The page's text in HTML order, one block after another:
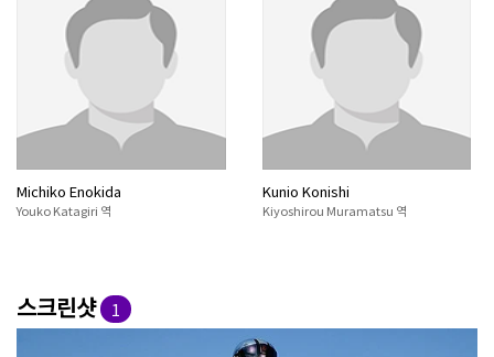
Michiko Enokida
Youko Katagiri 역
Kunio Konishi
Kiyoshirou Muramatsu 역
스크린샷 1